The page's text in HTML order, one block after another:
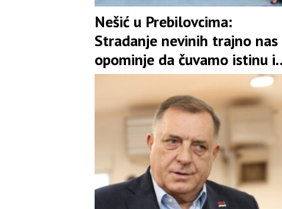
Nešić u Prebilovcima:
Stradanje nevinih trajno nas
opominje da čuvamo istinu i
jedinstvo